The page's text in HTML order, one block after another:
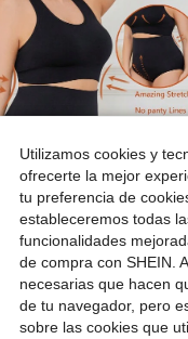
Conjunto De Ropa Interior De Talla Grande Para Mujer Con Forma De Cuerpo De Color
Utilizamos cookies y
ofrecerte la mejor
tu preferencia de
estableceremos todas
funcionalidades
de compra con SHEIN.
necesarias que hacen
de tu navegador, pero
sobre las cookies que